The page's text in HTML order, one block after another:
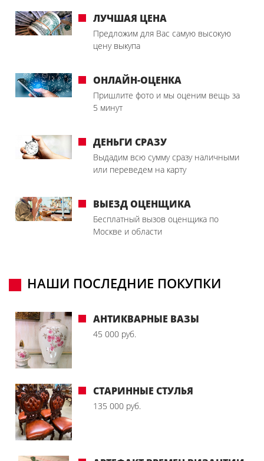
ЛУЧШАЯ ЦЕНА
Предложим для Вас самую высокую
цену выкупа
ОНЛАЙН-ОЦЕНКА
Пришлите фото и мы оценим вещь за
5 минут
ДЕНЬГИ СРАЗУ
Выдадим всю сумму сразу наличными
или переведем на карту
ВЫЕЗД ОЦЕНЩИКА
Бесплатный вызов оценщика по
Москве и области
НАШИ ПОСЛЕДНИЕ ПОКУПКИ
АНТИКВАРНЫЕ ВАЗЫ
45 000 руб.
СТАРИННЫЕ СТУЛЬЯ
135 000 руб.